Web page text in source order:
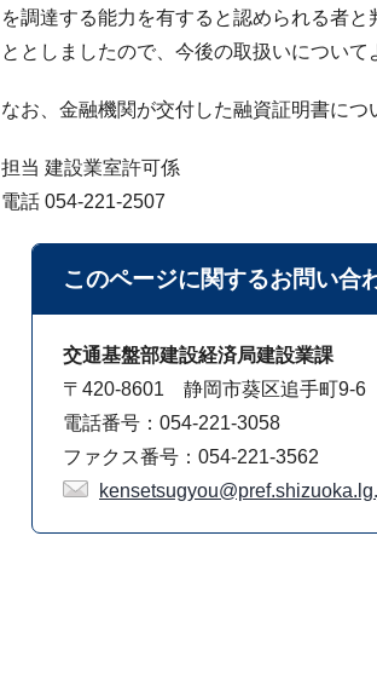
を調達する能力を有すると認められる者
ととしましたので、今後の取扱いについて
なお、金融機関が交付した融資証明書に
担当 建設業室許可係
電話 054-221-2507
このページに関するお問い合
交通基盤部建設経済局建設業課
〒420-8601 静岡市葵区追手町9-6
電話番号：054-221-3058
ファクス番号：054-221-3562